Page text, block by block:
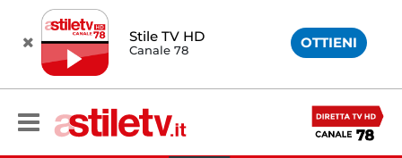
Stile TV HD
Canale 78 OTTIENI